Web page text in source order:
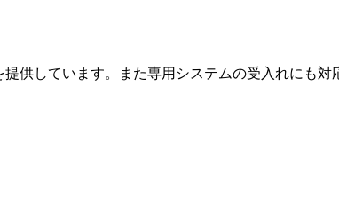
供しています。また専用システムの受入れにも対